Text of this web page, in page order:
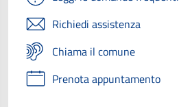
Richiedi assistenza
Chiama il comune
Prenota appuntamento